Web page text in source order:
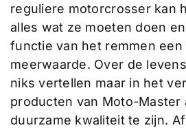
reguliere motorcrosser kan
alles wat ze moeten doen
functie van het remmen een
meerwaarde. Over de
niks vertellen maar in het
producten van Moto-Master
duurzame kwaliteit te zijn.